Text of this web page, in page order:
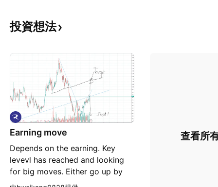
投資想法
Earning move
Depends on the earning. Key
levevl has reached and looking
for big moves. Either go up by
30% or tgo back to the base line.
查看所